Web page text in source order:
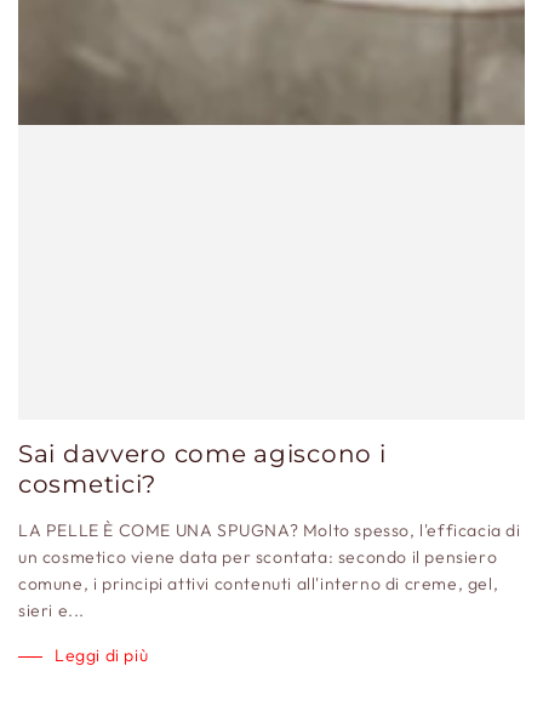
Sai davvero come agiscono i
cosmetici?
LA PELLE È COME UNA SPUGNA? Molto spesso, l'efficacia di
un cosmetico viene data per scontata: secondo il pensiero
comune, i principi attivi contenuti all'interno di creme, gel,
sieri e...
Leggi di più